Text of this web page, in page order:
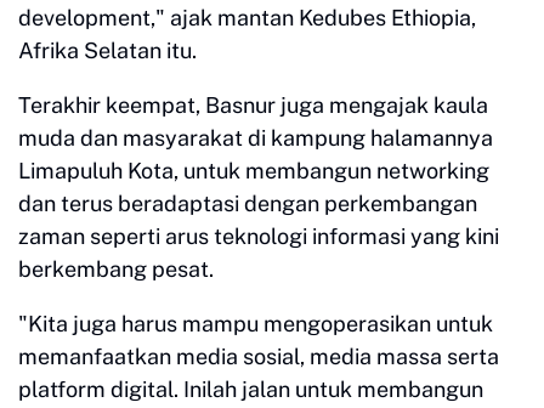
development," ajak mantan Kedubes Ethiopia,
Afrika Selatan itu.
Terakhir keempat, Basnur juga mengajak kaula
muda dan masyarakat di kampung halamannya
Limapuluh Kota, untuk membangun networking
dan terus beradaptasi dengan perkembangan
zaman seperti arus teknologi informasi yang kini
berkembang pesat.
"Kita juga harus mampu mengoperasikan untuk
memanfaatkan media sosial, media massa serta
platform digital. Inilah jalan untuk membangun